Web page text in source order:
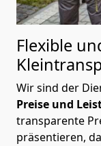
Flexible
Wir sind der
Preise und
transparente
präsentieren,